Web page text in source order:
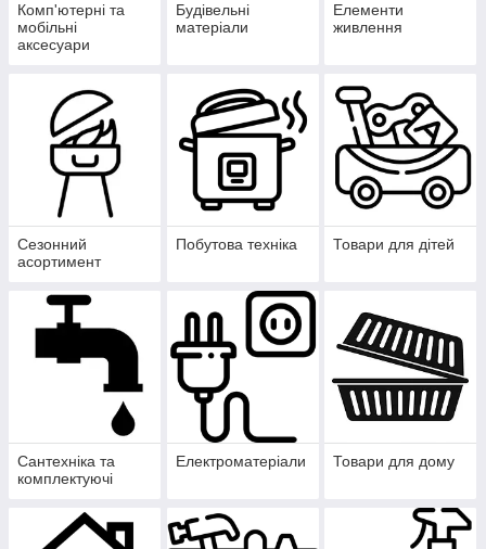
Комп'ютерні та
мобільні
аксесуари
Будівельні
матеріали
Елементи
живлення
Сезонний
асортимент
Побутова техніка Товари для дітей
Сантехніка та
комплектуючі
Електроматеріали Товари для дому